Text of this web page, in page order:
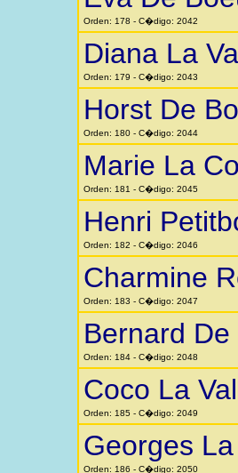
Orden: 178 - C�digo: 2042
Diana La
Orden: 179 - C�digo: 2043
Horst De
Orden: 180 - C�digo: 2044
Marie La
Orden: 181 - C�digo: 2045
Henri
Orden: 182 - C�digo: 2046
Charmine
Orden: 183 - C�digo: 2047
Bernard De
Orden: 184 - C�digo: 2048
Coco La
Orden: 185 - C�digo: 2049
Georges
Orden: 186 - C�digo: 2050